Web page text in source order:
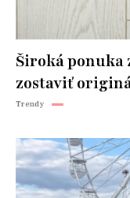
Široká ponuka
zostaviť
Trendy